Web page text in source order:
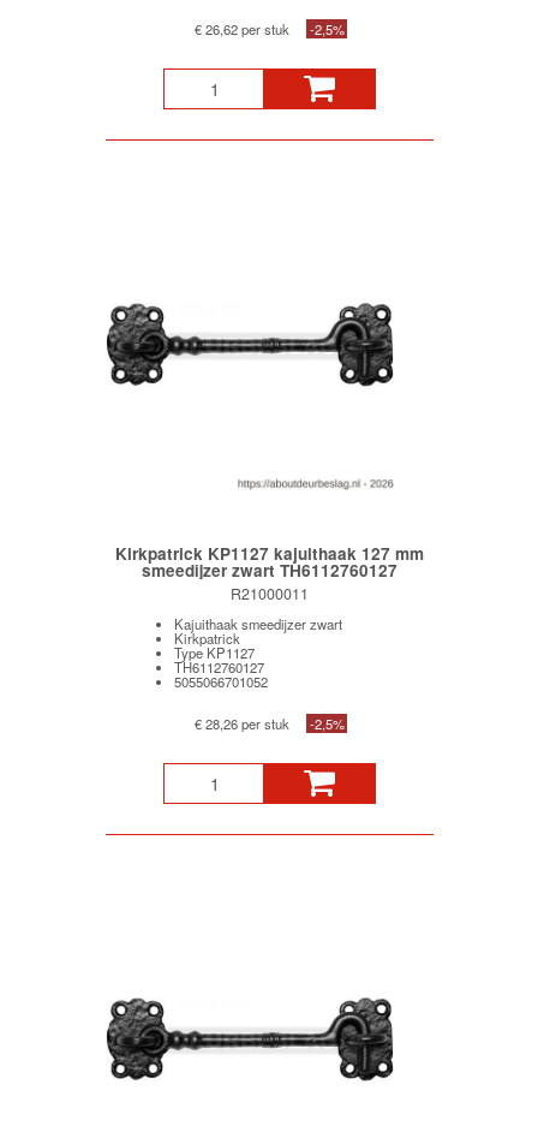
€ 26,62 per stuk -2,5%
Kirkpatrick KP1127 kajuithaak 127 mm
smeedijzer zwart TH6112760127
R21000011
Kajuithaak smeedijzer zwart
Kirkpatrick
Type KP1127
TH6112760127
5055066701052
€ 28,26 per stuk -2,5%